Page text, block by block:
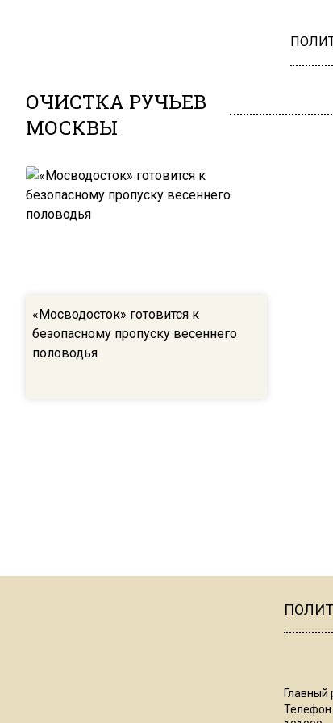
ОЧИСТКА РУЧЬЕВ
МОСКВЫ
«Мосводосток» готовится к
безопасному пропуску весеннего
половодья
Главный
Телефон